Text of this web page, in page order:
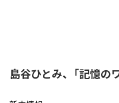
島谷ひとみ、「記憶の